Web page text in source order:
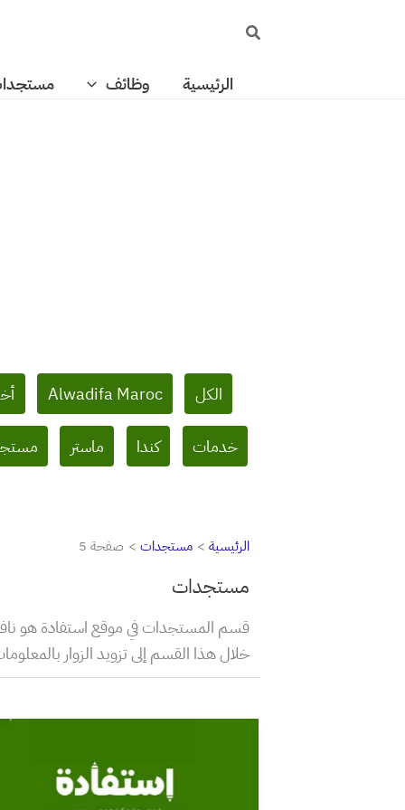
البحث
الرئيسية وظائف
Filter
posts
category
الكل Alwadifa Maroc
خدمات كندا ماستر
الرئيسية مستجدات صفحة 5
مستجدات
قسم المستجدات في موقع استفادة هو
خلال هذا القسم إلى تزويد الزوار